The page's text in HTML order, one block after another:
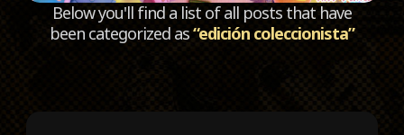
Below you'll find a list of all posts that have
been categorized as“edición coleccionista”